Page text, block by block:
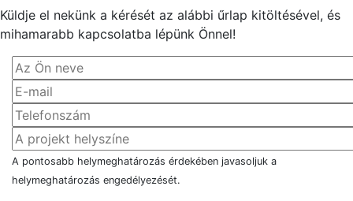
Küldje el nekünk a kérését az alábbi űrlap kitöltésével, és
mihamarabb kapcsolatba lépünk Önnel!
A pontosabb helymeghatározás érdekében javasoljuk a
helymeghatározás engedélyezését.